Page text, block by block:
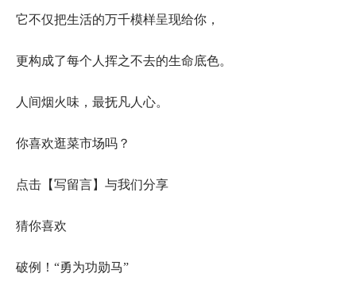
它不仅把生活的万千模样呈现给你，
更构成了每个人挥之不去的生命底色。
人间烟火味，最抚凡人心。
你喜欢逛菜市场吗？
点击【写留言】与我们分享
猜你喜欢
破例！“勇为功勋马”